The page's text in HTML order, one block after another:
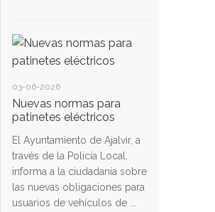
03-06-2026
Nuevas normas para
patinetes eléctricos
El Ayuntamiento de Ajalvir, a
través de la Policía Local,
informa a la ciudadanía sobre
las nuevas obligaciones para
usuarios de vehículos de ...